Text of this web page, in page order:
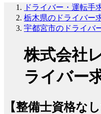
ドライバー・運転手
栃木県のドライバー
宇都宮市のドライバ
株式会社
ライバー
【整備士資格な